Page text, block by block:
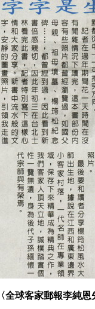
〈全球客家郵報李純